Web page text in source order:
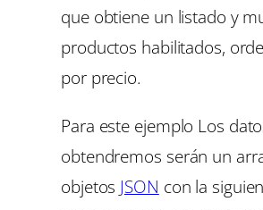
que obtiene un listado y
productos habilitados,
por precio.
Para este ejemplo Los
obtendremos serán un
objetos JSON con la